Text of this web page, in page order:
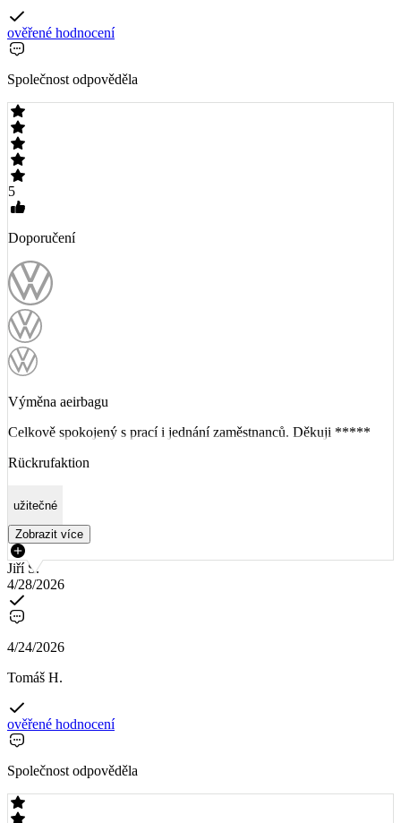
ověřené hodnocení
Společnost odpověděla
5
Doporučení
Výměna aeirbagu
Celkově spokojený s prací i jednání zaměstnanců. Děkuji *****
Rückrufaktion
užitečné
Zobrazit více
Jiří S.
4/28/2026
4/24/2026
Tomáš H.
ověřené hodnocení
Společnost odpověděla